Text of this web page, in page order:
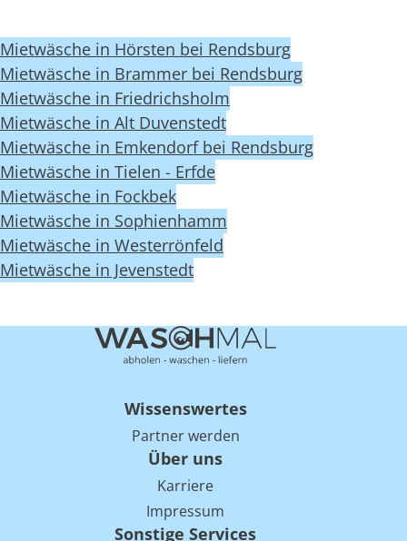
Mietwäsche in Hörsten bei Rendsburg
Mietwäsche in Brammer bei Rendsburg
Mietwäsche in Friedrichsholm
Mietwäsche in Alt Duvenstedt
Mietwäsche in Emkendorf bei Rendsburg
Mietwäsche in Tielen - Erfde
Mietwäsche in Fockbek
Mietwäsche in Sophienhamm
Mietwäsche in Westerrönfeld
Mietwäsche in Jevenstedt
Wissenswertes
Partner werden
Über uns
Karriere
Impressum
Sonstige Services